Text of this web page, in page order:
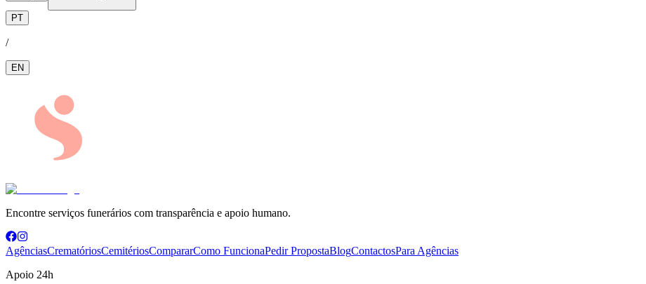
PT
/
EN
Encontre serviços funerários com transparência e apoio humano.
AgênciasCrematóriosCemitériosCompararComo FuncionaPedir PropostaBlogContactosPara Agências
Apoio 24h